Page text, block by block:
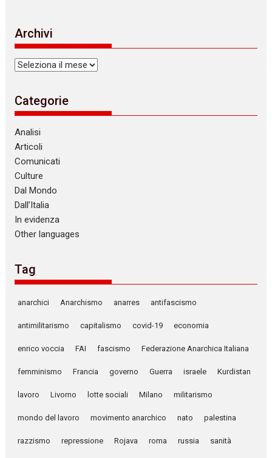
Archivi
Archivi
Categorie
Analisi
Articoli
Comunicati
Culture
Dal Mondo
Dall’Italia
In evidenza
Other languages
Tag
anarchici Anarchismo anarres antifascismo
antimilitarismo capitalismo covid-19 economia
enrico voccia FAI fascismo Federazione Anarchica Italiana
femminismo Francia governo Guerra israele Kurdistan
lavoro Livorno lotte sociali Milano militarismo
mondo del lavoro movimento anarchico nato palestina
razzismo repressione Rojava roma russia sanità